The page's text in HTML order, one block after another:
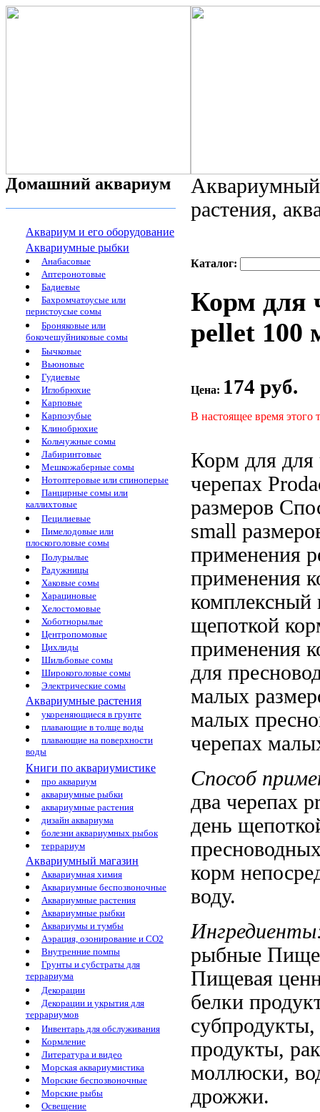
Домашний аквариум
Аквариум и его оборудование
Аквариумные рыбки
Анабасовые
Аптеронотовые
Бадиевые
Бахромчатоусые или
перистоусые сомы
Броняковые или
бокочешуйниковые сомы
Бычковые
Вьюновые
Гудиевые
Иглобрюхие
Карповые
Карпозубые
Клинобрюхие
Кольчужные сомы
Лабиринтовые
Мешкожаберные сомы
Нотоптеровые или спиноперые
Панцирные сомы или
каллихтовые
Пецилиевые
Пимелодовые или
плоскоголовые сомы
Полурылые
Радужницы
Хаковые сомы
Харациновые
Хелостомовые
Хоботнорылые
Центропомовые
Цихлиды
Шильбовые сомы
Широкоголовые сомы
Электрические сомы
Аквариумные растения
укореняющиеся в грунте
плавающие в толще воды
плавающие на поверхности
воды
Книги по аквариумистике
про аквариум
аквариумные рыбки
аквариумные растения
дизайн аквариума
болезни аквариумных рыбок
террариум
Аквариумный магазин
Аквариумная химия
Аквариумные беспозвоночные
Аквариумные растения
Аквариумные рыбки
Аквариумы и тумбы
Аэрация, озонирование и CO2
Внутренние помпы
Грунты и субстраты для
террариума
Декорации
Декорации и укрытия для
террариумов
Инвентарь для обслуживания
Кормление
Литература и видео
Морская аквариумистика
Морские беспозвоночные
Морские рыбы
Освещение
растения,
Каталог:
Корм для
pellet 100
Цена: 174 руб.
В настоящее время этого
Корм для для
черепах
размеров
small
применения
применения
щепоткой
применения
для
малых
малых
черепах
Способ
два черепах
день
корм
воду.
рыбные
Пищевая
белки
продукты,
моллюски,
дрожжи.